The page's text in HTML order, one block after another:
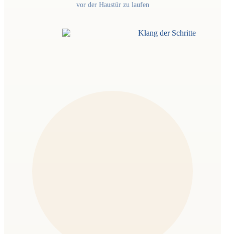
vor der Haustür zu laufen